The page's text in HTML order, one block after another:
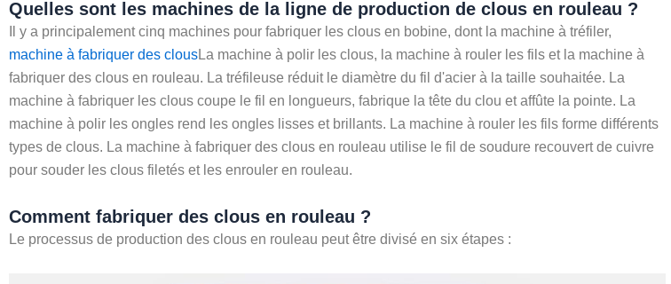
Quelles sont les machines de la ligne de production de clous en rouleau ?
Il y a principalement cinq machines pour fabriquer les clous en bobine, dont la machine à tréfiler,
machine à fabriquer des clousLa machine à polir les clous, la machine à rouler les fils et la machine à
fabriquer des clous en rouleau. La tréfileuse réduit le diamètre du fil d'acier à la taille souhaitée. La
machine à fabriquer les clous coupe le fil en longueurs, fabrique la tête du clou et affûte la pointe. La
machine à polir les ongles rend les ongles lisses et brillants. La machine à rouler les fils forme différents
types de clous. La machine à fabriquer des clous en rouleau utilise le fil de soudure recouvert de cuivre
pour souder les clous filetés et les enrouler en rouleau.
Comment fabriquer des clous en rouleau ?
Le processus de production des clous en rouleau peut être divisé en six étapes :